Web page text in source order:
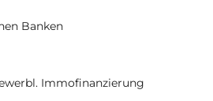
Banken
Immofinanzierung